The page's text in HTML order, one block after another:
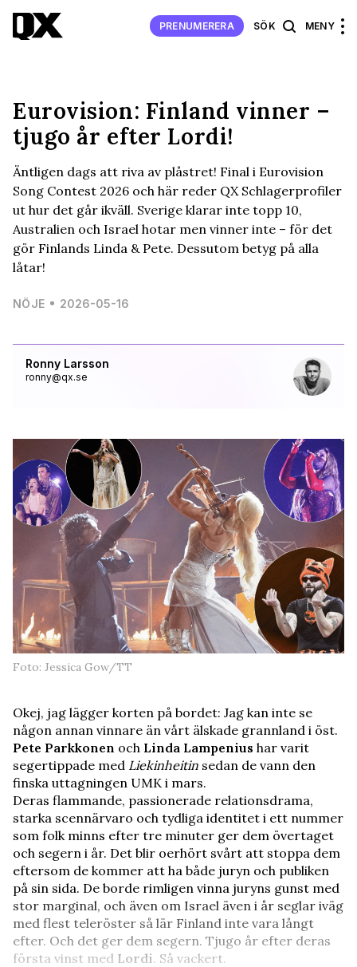
PRENUMERERA SÖK MENY
Ronny Larsson
ronny@qx.se
Eurovision: Finland vinner –
tjugo år efter Lordi!
Äntligen dags att riva av plåstret! Final i Eurovision
Song Contest 2026 och här reder QX Schlagerprofiler
ut hur det går ikväll. Sverige klarar inte topp 10,
Australien och Israel hotar men vinner inte – för det
gör Finlands Linda & Pete. Dessutom betyg på alla
låtar!
NÖJE 2026-05-16
Foto: Jessica Gow/TT
Okej, jag lägger korten på bordet: Jag kan inte se
någon annan vinnare än vårt älskade grannland i öst.
Pete Parkkonen och Linda Lampenius har varit
segertippade med Liekinheitin sedan de vann den
finska uttagningen UMK i mars.
Deras flammande, passionerade relationsdrama,
starka scennärvaro och tydliga identitet i ett nummer
som folk minns efter tre minuter ger dem övertaget
och segern i år. Det blir oerhört svårt att stoppa dem
eftersom de kommer att ha både juryn och publiken
på sin sida. De borde rimligen vinna juryns gunst med
stor marginal, och även om Israel även i år seglar iväg
med flest teleröster så lär Finland inte vara långt
efter. Och det ger dem segern. Tjugo år efter deras
första vinst med Lordi. Så vackert.